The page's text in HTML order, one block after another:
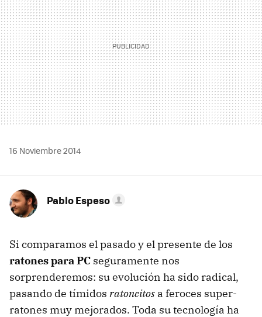
16 Noviembre 2014
Pablo Espeso
Si comparamos el pasado y el presente de los
ratones para PC seguramente nos
sorprenderemos: su evolución ha sido radical,
pasando de tímidos ratoncitos a feroces super-
ratones muy mejorados. Toda su tecnología ha